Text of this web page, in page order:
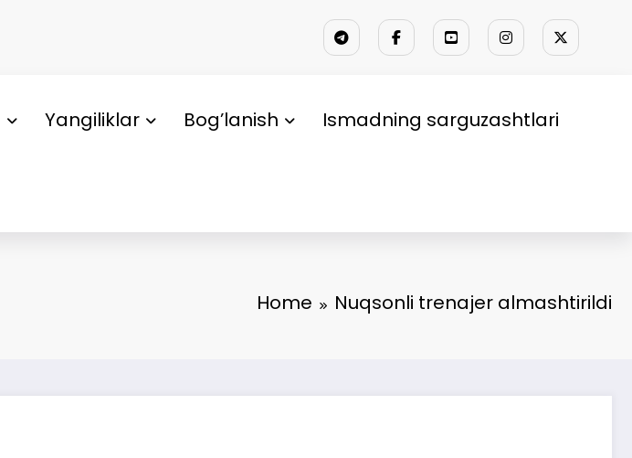
Yangiliklar Bog’lanish Ismadning sarguzashtlari
Home Nuqsonli trenajer almashtirildi